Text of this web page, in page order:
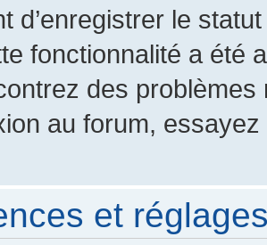
d’enregistrer le
fonctionnalité a été
des
au forum,
et